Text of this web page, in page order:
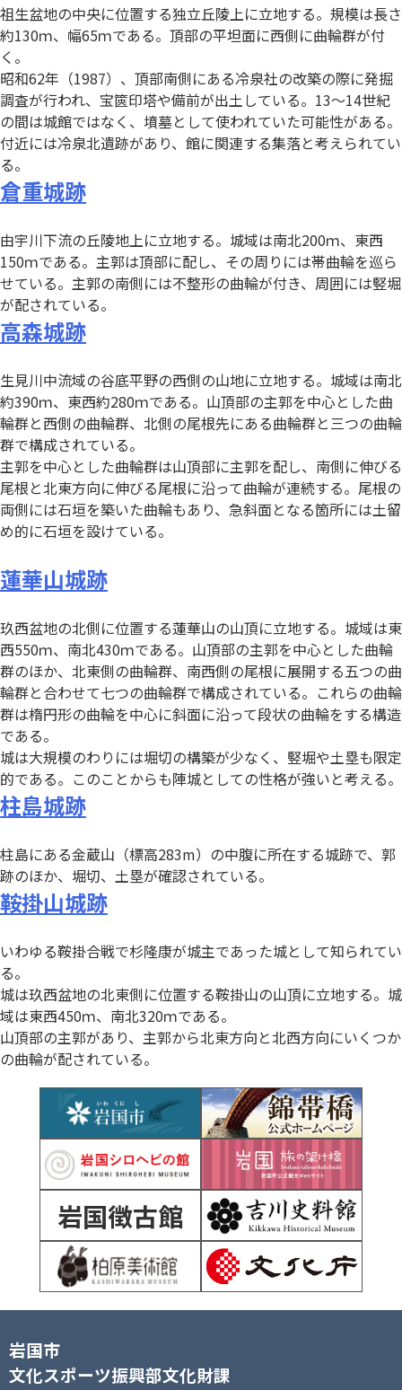
祖生盆地の中央に位置する独立丘陵上に立地する。規模は長さ
約130ｍ、幅65ｍである。頂部の平坦面に西側に曲輪群が付
く。
昭和62年（1987）、頂部南側にある冷泉社の改築の際に発掘
調査が行われ、宝篋印塔や備前が出土している。13～14世紀
の間は城館ではなく、墳墓として使われていた可能性がある。
付近には冷泉北遺跡があり、館に関連する集落と考えられてい
る。
倉重城跡
由宇川下流の丘陵地上に立地する。城域は南北200ｍ、東西
150ｍである。主郭は頂部に配し、その周りには帯曲輪を巡ら
せている。主郭の南側には不整形の曲輪が付き、周囲には竪堀
が配されている。
高森城跡
生見川中流域の谷底平野の西側の山地に立地する。城域は南北
約390ｍ、東西約280ｍである。山頂部の主郭を中心とした曲
輪群と西側の曲輪群、北側の尾根先にある曲輪群と三つの曲輪
群で構成されている。
主郭を中心とした曲輪群は山頂部に主郭を配し、南側に伸びる
尾根と北東方向に伸びる尾根に沿って曲輪が連続する。尾根の
両側には石垣を築いた曲輪もあり、急斜面となる箇所には土留
め的に石垣を設けている。
蓮華山城跡
玖西盆地の北側に位置する蓮華山の山頂に立地する。城域は東
西550ｍ、南北430ｍである。山頂部の主郭を中心とした曲輪
群のほか、北東側の曲輪群、南西側の尾根に展開する五つの曲
輪群と合わせて七つの曲輪群で構成されている。これらの曲輪
群は楕円形の曲輪を中心に斜面に沿って段状の曲輪をする構造
である。
城は大規模のわりには堀切の構築が少なく、竪堀や土塁も限定
的である。このことからも陣城としての性格が強いと考える。
柱島城跡
柱島にある金蔵山（標高283m）の中腹に所在する城跡で、郭
跡のほか、堀切、土塁が確認されている。
鞍掛山城跡
いわゆる鞍掛合戦で杉隆康が城主であった城として知られてい
る。
城は玖西盆地の北東側に位置する鞍掛山の山頂に立地する。城
域は東西450ｍ、南北320ｍである。
山頂部の主郭があり、主郭から北東方向と北西方向にいくつか
の曲輪が配されている。
岩国徴古館
岩国市
文化スポーツ振興部文化財課